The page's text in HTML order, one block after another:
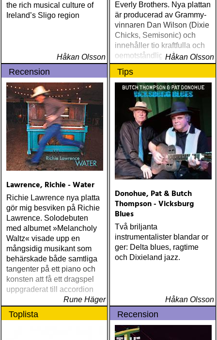
the rich musical culture of
Ireland’s Sligo region
Håkan Olsson
Everly Brothers. Nya plattan
är producerad av Grammy-
vinnaren Dan Wilson (Dixie
Chicks, Semisonic) och
innehåller tio kraftfulla och
oemotståndliga låtar.Håkan Olsson
Recension
Lawrence, Richie - Water
Richie Lawrence nya platta
gör mig besviken på Richie
Lawrence. Solodebuten
med albumet »Melancholy
Waltz« visade upp en
mångsidig musikant som
behärskade både samtliga
tangenter på ett piano och
konsten att få ett dragspel
uppgraderat till accordion
Rune Häger
Tips
Donohue, Pat & Butch
Thompson - Vicksburg
Blues
Två briljanta
instrumentalister blandar or
ger: Delta blues, ragtime
och Dixieland jazz.
Håkan Olsson
Toplista Recension